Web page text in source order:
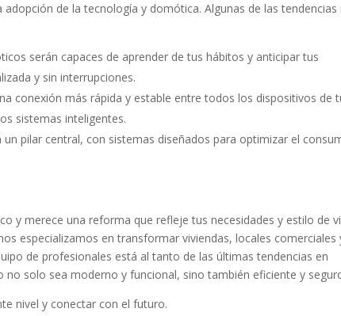
de la tecnología y domótica. Algunas de las tendencias
serán capaces de aprender de tus hábitos y anticipar tus
y sin interrupciones.
conexión más rápida y estable entre todos los dispositivos de
sistemas inteligentes.
un pilar central, con sistemas diseñados para optimizar el
y merece una reforma que refleje tus necesidades y estilo de
especializamos en transformar viviendas, locales comerciales
de profesionales está al tanto de las últimas tendencias en
solo sea moderno y funcional, sino también eficiente y
nivel y conectar con el futuro.